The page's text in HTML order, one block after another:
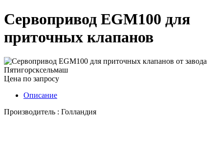
Сервопривод EGM100 для
приточных клапанов
Цена по запросу
Описание
Производитель : Голландия